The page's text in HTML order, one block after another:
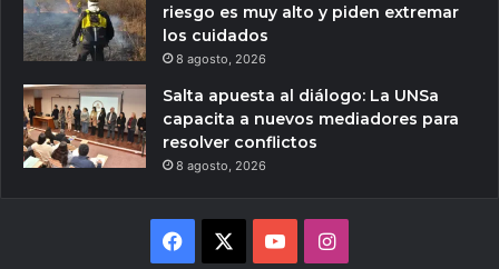
riesgo es muy alto y piden extremar
los cuidados
8 agosto, 2026
Salta apuesta al diálogo: La UNSa
capacita a nuevos mediadores para
resolver conflictos
8 agosto, 2026
Facebook YouTubeInstagram